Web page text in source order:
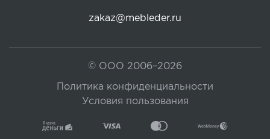
zakaz@mebleder.ru
© ООО 2006–2026
Политика конфиденциальности
Условия пользования